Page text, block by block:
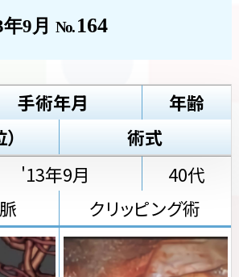
9月 No.164
手術年月
年齢
術式
'13年9月
40代
クリッピング術